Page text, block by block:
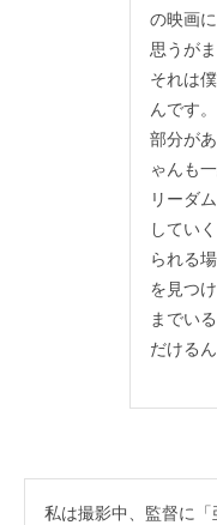
の映画
思うが
それは
んです
部分が
ゃんも
リーダ
してい
られる
を見つ
までい
だける
私は撮影中、監督に